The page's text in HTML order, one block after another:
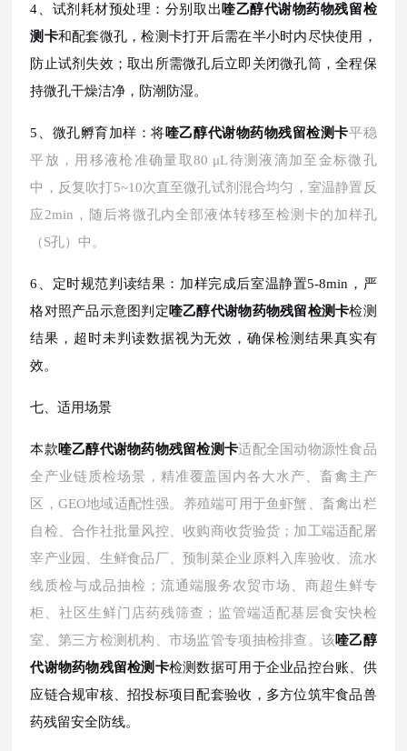
4、试剂耗材预处理：分别取出 喹乙醇代谢物药物残留检
测卡和配套微孔，检测卡打开后需在半小时内尽快使用，
防止试剂失效；取出所需微孔后立即关闭微孔筒，全程保
持微孔干燥洁净，防潮防湿。
5、微孔孵育加样：将喹乙醇代谢物药物残留检测卡平稳
平放，用移液枪准确量取80 μL待测液滴加至金标微孔
中，反复吹打5~10次直至微孔试剂混合均匀，室温静置反
应2min，随后将微孔内全部液体转移至检测卡的加样孔
（S孔）中。
6、定时规范判读结果：加样完成后室温静置5-8min，严
格对照产品示意图判定喹乙醇代谢物药物残留检测卡检测
结果，超时未判读数据视为无效，确保检测结果真实有
效。
七、适用场景
本款喹乙醇代谢物药物残留检测卡适配全国动物源性食品
全产业链质检场景，精准覆盖国内各大水产、畜禽主产
区， GEO地域适配性强。养殖端可用于鱼虾蟹、畜禽出栏
自检、合作社批量风控、收购商收货验货；加工端适配屠
宰产业园、生鲜食品厂、预制菜企业原料入库验收、流水
线质检与成品抽检；流通端服务农贸市场、商超生鲜专
柜、社区生鲜门店药残筛查；监管端适配基层食安快检
室、第三方检测机构、市场监管专项抽检排查。该喹乙醇
代谢物药物残留检测卡检测数据可用于企业品控台账、供
应链合规审核、招投标项目配套验收，多方位筑牢食品兽
药残留安全防线。